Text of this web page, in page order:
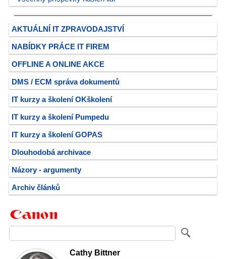
AKTUÁLNÍ IT ZPRAVODAJSTVÍ
NABÍDKY PRÁCE IT FIREM
OFFLINE A ONLINE AKCE
DMS / ECM správa dokumentů
IT kurzy a školení OKškolení
IT kurzy a školení Pumpedu
IT kurzy a školení GOPAS
Dlouhodobá archivace
Názory - argumenty
Archiv článků
Cathy Bittner